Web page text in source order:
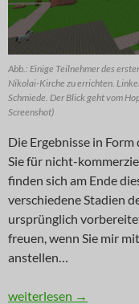
Abb.: Einige Teilnehmer des
Nikolai-Kirche zu errichten.
Schmiede. Der Blick geht vom
Screenshot)
Die Ergebnisse in
Sie für nicht-
finden sich am Ende
verschiedene Stadien
ursprünglich
freuen, wenn Sie mir
anstellen…
DGBL: Hamburg
weiterlesen →